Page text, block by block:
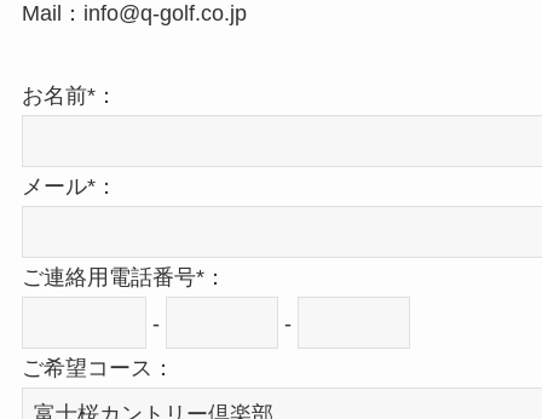
Mail：info@q-golf.co.jp
お名前*：
メール*：
ご連絡用電話番号*：
-
-
ご希望コース：